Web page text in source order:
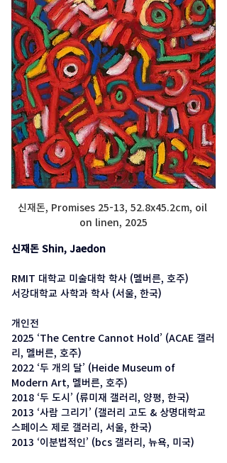
신재돈, Promises 25-13, 52.8x45.2cm, oil
on linen, 2025
신재돈 Shin, Jaedon
RMIT 대학교 미술대학 학사 (멜버른, 호주)
서강대학교 사학과 학사 (서울, 한국)
개인전
2025 ‘The Centre Cannot Hold’ (ACAE 갤러
리, 멜버른, 호주)
2022 ‘두 개의 달’ (Heide Museum of
Modern Art, 멜버른, 호주)
2018 ‘두 도시’ (류미재 갤러리, 양평, 한국)
2013 ‘사람 그리기’ (갤러리 고도 & 상명대학교
스페이스 제로 갤러리, 서울, 한국)
2013 ‘이분법적인’ (bcs 갤러리, 뉴욕, 미국)